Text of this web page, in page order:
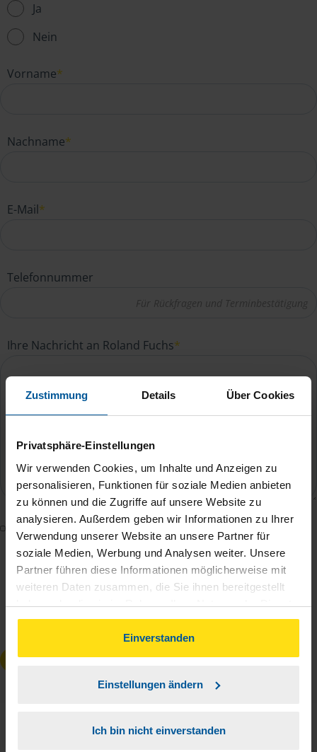
Zustimmung Details Über Cookies
Privatsphäre-Einstellungen
Wir verwenden Cookies, um Inhalte und Anzeigen zu
personalisieren, Funktionen für soziale Medien anbieten
zu können und die Zugriffe auf unsere Website zu
analysieren. Außerdem geben wir Informationen zu Ihrer
Verwendung unserer Website an unsere Partner für
soziale Medien, Werbung und Analysen weiter. Unsere
Partner führen diese Informationen möglicherweise mit
weiteren Daten zusammen, die Sie ihnen bereitgestellt
haben oder die sie im Rahmen Ihrer Nutzung der Dienste
gesammelt haben. Indem Sie auf Einverstanden klicken,
können Sie der Verwendung von Cookies, gemäß
unserer➔ Datenschutzrichtliniezustimmen.
Einverstanden
Einstellungen ändern
Ich bin nicht einverstanden
Ja
Nein
Vorname*
Nachname*
E-Mail*
Telefonnummer
Ihre Nachricht an Roland Fuchs*
Mit dem Absenden des Kontaktformulars erkläre ich
mich damit einverstanden, dass meine Daten zur
Bearbeitung meines Anliegens sowie zur internen
Analyse der Zugriffsquelle verwendet werden.
DieDatenschutzbestimmungenhabe ich zur
Anfrage absenden